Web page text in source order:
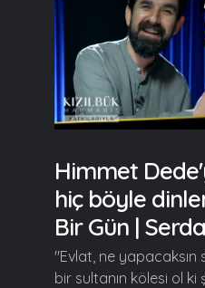
Himmet
hiç böyle
Bir Gün |
"Evlat, ne yapacaksın
bir sultanın kölesi ol ki